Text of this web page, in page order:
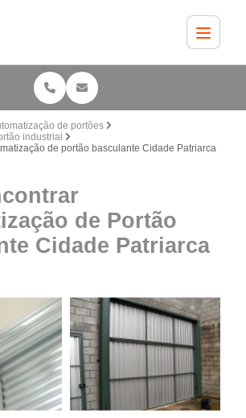
de portões
industrial
de portão basculante Cidade Patriarca
de Portão
Cidade Patriarca